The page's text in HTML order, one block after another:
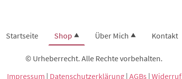
Startseite Shop Über Mich Kontakt
© Urheberrecht. Alle Rechte vorbehalten.
Impressum | Datenschutzerklärung| AGBs | Widerruf